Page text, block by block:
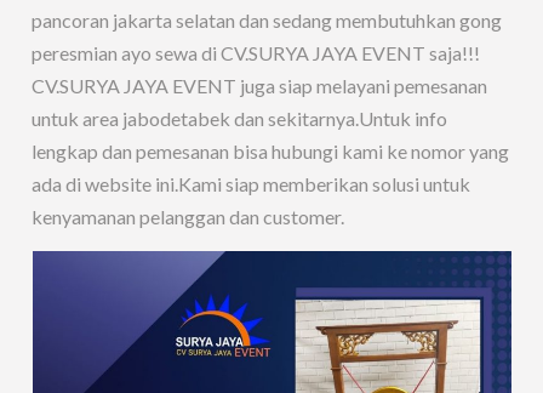
pancoran jakarta selatan dan sedang membutuhkan gong
peresmian ayo sewa di CV.SURYA JAYA EVENT saja!!!
CV.SURYA JAYA EVENT juga siap melayani pemesanan
untuk area jabodetabek dan sekitarnya.Untuk info
lengkap dan pemesanan bisa hubungi kami ke nomor yang
ada di website ini.Kami siap memberikan solusi untuk
kenyamanan pelanggan dan customer.